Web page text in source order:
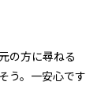
の方に尋ねる
う。一安心です